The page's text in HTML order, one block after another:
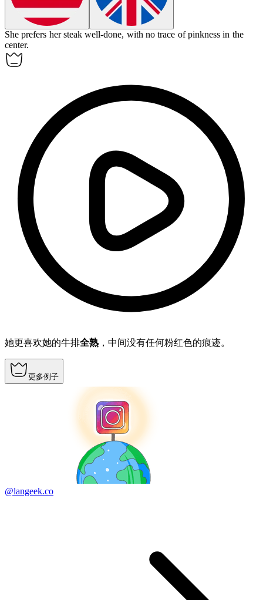
She prefers her steakwell-done, with no trace of pinkness in the
center.
她更喜欢她的牛排全熟 ，中间没有任何粉红色的痕迹。
更多例子
@langeek.co